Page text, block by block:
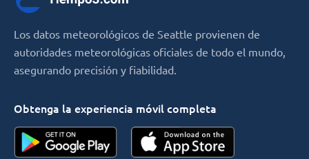
Los datos meteorológicos de Seattle provienen de
autoridades meteorológicas oficiales de todo el mundo,
asegurando precisión y fiabilidad.
Obtenga la experiencia móvil completa